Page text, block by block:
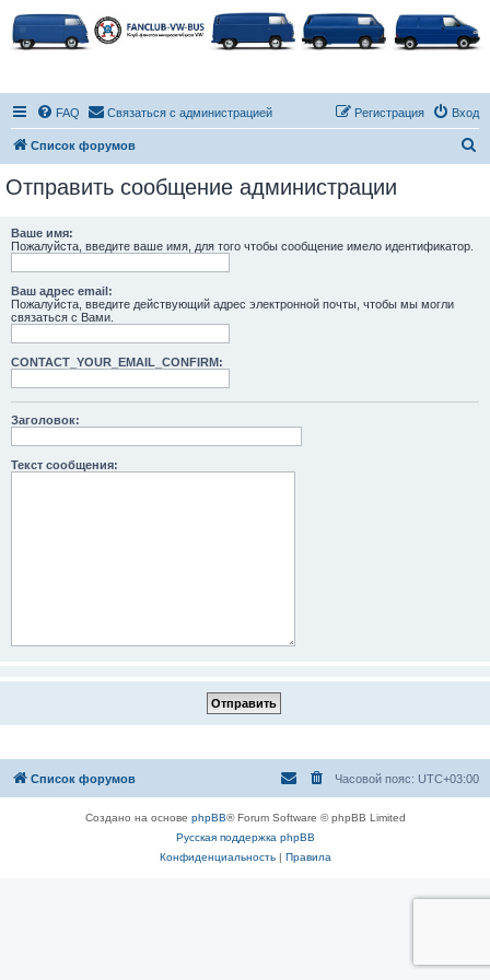
FAQ Связаться с администрацией Вход
Регистрация
Список форумов
Отправить сообщение администрации
Ваше имя:
Пожалуйста, введите ваше имя, для того чтобы сообщение имело идентификатор.
Ваш адрес email:
Пожалуйста, введите действующий адрес электронной почты, чтобы мы могли
связаться с Вами.
CONTACT_YOUR_EMAIL_CONFIRM:
Заголовок:
Текст сообщения:
Список форумов Часовой пояс: UTC+03:00
Создано на основе phpBB® Forum Software © phpBB Limited
Русская поддержка phpBB
Конфиденциальность| Правила